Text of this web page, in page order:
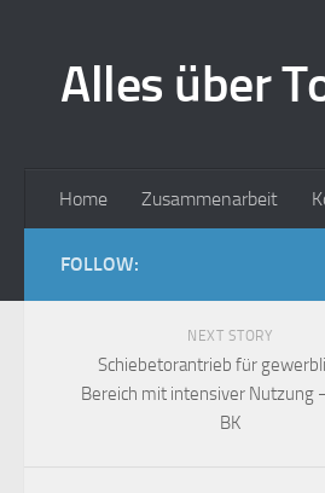
Alles über
Home Zusammenarbeit
FOLLOW:
NEXT STORY
Schiebetorantrieb für
Bereich mit intensiver Nutzung
BK